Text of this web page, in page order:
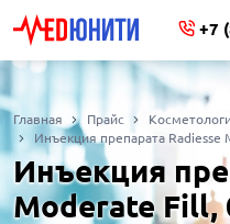
+7
Главная Прайс
Инъекция препарата Radiesse
Инъекция
Moderate Fill,